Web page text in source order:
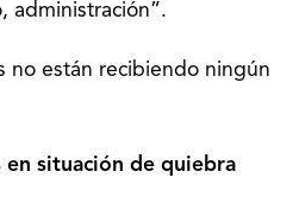
administración”.
no están recibiendo ningún
en situación de quiebra